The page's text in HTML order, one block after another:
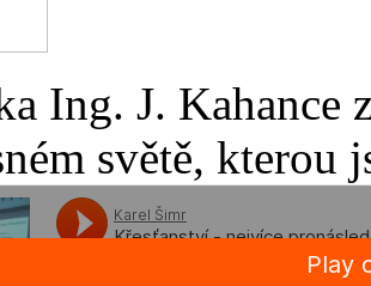
Ing. J.
světě, kterou